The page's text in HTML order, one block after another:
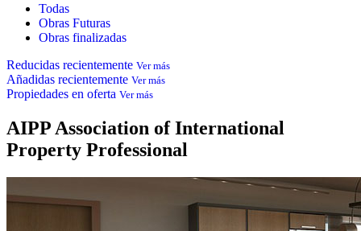
Todas
Obras Futuras
Obras finalizadas
Reducidas recientemente Ver más
Añadidas recientemente Ver más
Propiedades en oferta Ver más
AIPP Association of International
Property Professional